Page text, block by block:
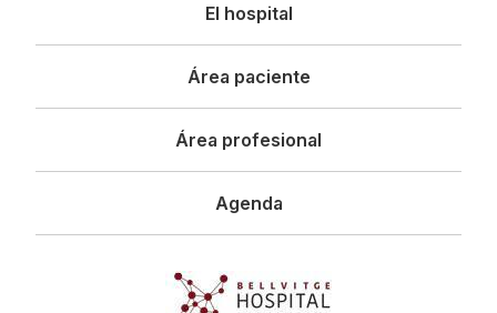
principal
El hospital
Área paciente
Área profesional
Agenda